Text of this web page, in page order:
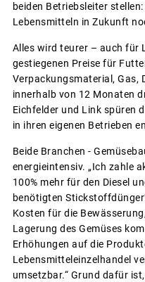
beiden Betriebsleiter
Lebensmitteln in Zukunft
Alles wird teurer – auch für
gestiegenen Preise für
Verpackungsmaterial, Gas,
innerhalb von 12 Monaten
Eichfelder und Link spüren
in ihren eigenen Betrieben
Beide Branchen -
energieintensiv. „Ich zahle
100% mehr für den Diesel
benötigten
Kosten für die
Lagerung des Gemüses
Erhöhungen auf die
Lebensmitteleinzelhandel
umsetzbar.“ Grund dafür